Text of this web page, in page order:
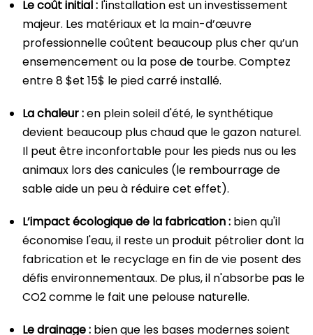
Le coût initial : l'installation est un investissement
majeur. Les matériaux et la main-d’œuvre
professionnelle coûtent beaucoup plus cher qu’un
ensemencement ou la pose de tourbe. Comptez
entre 8$et 15$ le pied carré installé.
La chaleur :en plein soleil d'été, le synthétique
devient beaucoup plus chaud que le gazon naturel.
Il peut être inconfortable pour les pieds nus ou les
animaux lors des canicules (le rembourrage de
sable aide un peu à réduire cet effet).
L’impact écologique de la fabrication : bien qu'il
économise l'eau, il reste un produit pétrolier dont la
fabrication et le recyclage en fin de vie posent des
défis environnementaux. De plus, il n'absorbe pas le
CO2 comme le fait une pelouse naturelle.
Le drainage : bien que les bases modernes soient